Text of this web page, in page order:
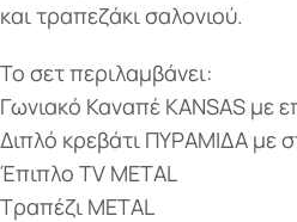
και τραπεζάκι σαλονιού.
Το σετ περιλαμβάνει:
Γωνιακό Καναπέ KANSAS με
Διπλό κρεβάτι ΠΥΡΑΜΙΔΑ με
Έπιπλο TV METAL
Τραπέζι METAL